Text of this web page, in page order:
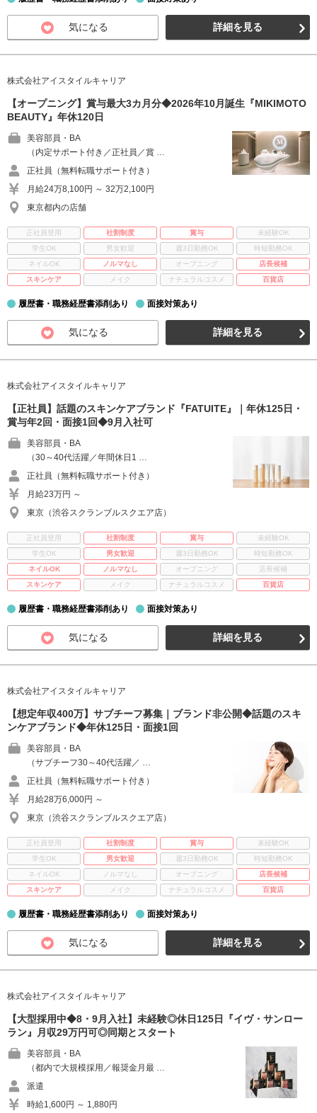
気になる 詳細を見る
株式会社アイスタイルキャリア
【オープニング】賞与最大3カ月分◆2026年10月誕生『MIKIMOTO
BEAUTY』年休120日
美容部員・BA
（内定サポート付き／正社員／賞 …
正社員（無料転職サポート付き）
月給24万8,100円 ～ 32万2,100円
東京都内の店舗
正社員登用 社割制度 賞与
未経験OK
学生OK
男女歓迎 週3日勤務OK
時短勤務OK
ネイルOK
ノルマなし オープニング
店長候補
スキンケア
メイク ナチュラルコスメ 百貨店
履歴書・職務経歴書添削あり 面接対策あり
気になる 詳細を見る
株式会社アイスタイルキャリア
【正社員】話題のスキンケアブランド『FATUITE』｜年休125日・
賞与年2回・面接1回◆9月入社可
美容部員・BA
（30～40代活躍／年間休日1 …
正社員（無料転職サポート付き）
月給23万円 ～
東京（渋谷スクランブルスクエア店）
正社員登用 社割制度 賞与
未経験OK
学生OK
男女歓迎 週3日勤務OK
時短勤務OK
ネイルOK
ノルマなし オープニング
店長候補
スキンケア
メイク ナチュラルコスメ 百貨店
履歴書・職務経歴書添削あり 面接対策あり
気になる 詳細を見る
株式会社アイスタイルキャリア
【想定年収400万】サブチーフ募集｜ブランド非公開◆話題のスキ
ンケアブランド◆年休125日・面接1回
美容部員・BA
（サブチーフ30～40代活躍／ …
正社員（無料転職サポート付き）
月給28万6,000円 ～
東京（渋谷スクランブルスクエア店）
正社員登用 社割制度 賞与
未経験OK
学生OK
男女歓迎 週3日勤務OK
時短勤務OK
ネイルOK
ノルマなし オープニング
店長候補
スキンケア
メイク ナチュラルコスメ 百貨店
履歴書・職務経歴書添削あり 面接対策あり
気になる 詳細を見る
株式会社アイスタイルキャリア
【大型採用中◆8・9月入社】未経験◎休日125日『イヴ・サンロー
ラン』月収29万円可◎同期とスタート
美容部員・BA
（都内で大規模採用／報奨金月最 …
派遣
時給1,600円 ～ 1,880円